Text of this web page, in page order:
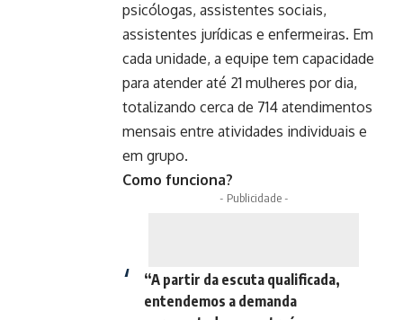
psicólogas, assistentes sociais,
assistentes jurídicas e enfermeiras. Em
cada unidade, a equipe tem capacidade
para atender até 21 mulheres por dia,
totalizando cerca de 714 atendimentos
mensais entre atividades individuais e
em grupo.
Como funciona?
- Publicidade -
“A partir da escuta qualificada,
entendemos a demanda